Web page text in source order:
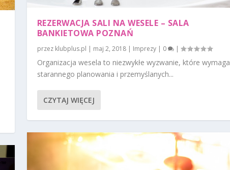
REZERWACJA SALI NA WESELE – SALA
BANKIETOWA POZNAŃ
przez klubplus.pl | maj 2, 2018| Imprezy| 0 |
Organizacja wesela to niezwykłe wyzwanie, które wymaga
starannego planowania i przemyślanych...
CZYTAJ WIĘCEJ